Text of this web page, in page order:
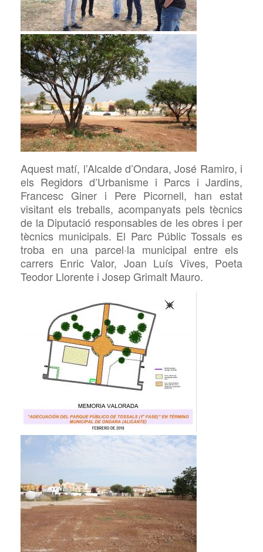
Aquest matí, l’Alcalde d’Ondara, José Ramiro, i
els Regidors d’Urbanisme i Parcs i Jardins,
Francesc Giner i Pere Picornell, han estat
visitant els treballs, acompanyats pels tècnics
de la Diputació responsables de les obres i per
tècnics municipals. El Parc Públic Tossals es
troba en una parcel·la municipal entre els
carrers Enric Valor, Joan Luís Vives, Poeta
Teodor Llorente i Josep Grimalt Mauro.